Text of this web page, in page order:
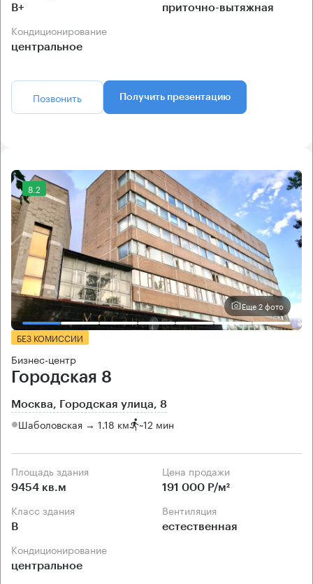
B+ приточно-вытяжная
Кондиционирование
центральное
Позвонить Получить презентацию
8.2
Еще 2 фото
БЕЗ КОМИССИИ
Бизнес-центр
Городская 8
Москва, Городская улица, 8
Шаболовская → 1.18 км ~12 мин
Площадь здания
9454 кв.м
Цена продажи
191 000 Р/м²
Класс здания
B
Вентиляция
естественная
Кондиционирование
центральное